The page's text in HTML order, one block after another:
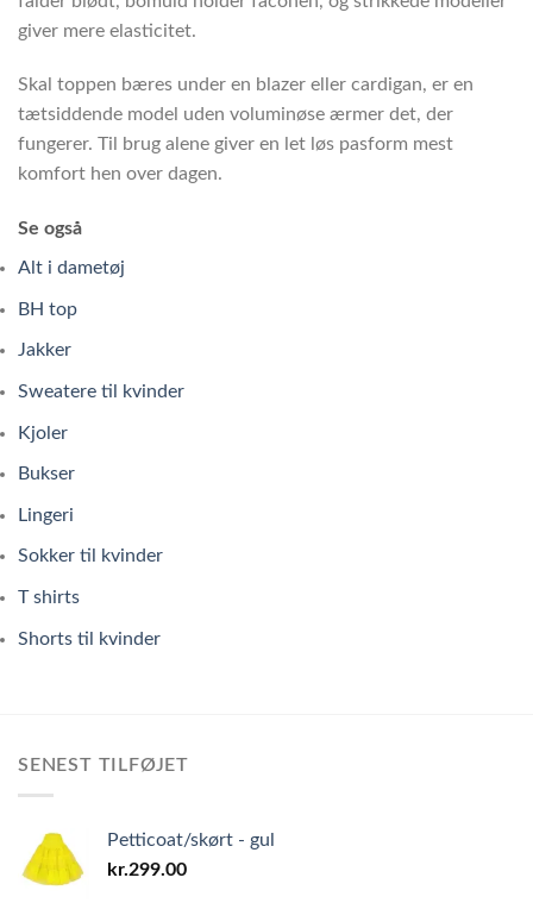
giver mere elasticitet.
Skal toppen bæres under en blazer eller cardigan, er en
tætsiddende model uden voluminøse ærmer det, der
fungerer. Til brug alene giver en let løs pasform mest
komfort hen over dagen.
Se også
Alt i dametøj
BH top
Jakker
Sweatere til kvinder
Kjoler
Bukser
Lingeri
Sokker til kvinder
T shirts
Shorts til kvinder
SENEST TILFØJET
Petticoat/skørt - gul
kr.299.00